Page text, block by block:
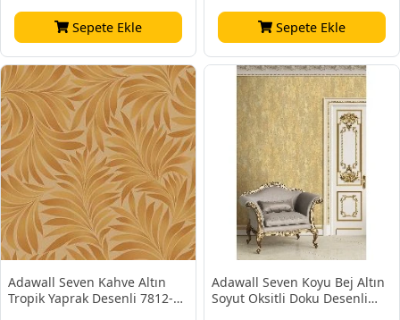
Sepete Ekle Sepete Ekle
Adawall Seven Kahve Altın
Tropik Yaprak Desenli 7812-5
Adawall Seven Koyu Bej Altın
Soyut Oksitli Doku Desenli